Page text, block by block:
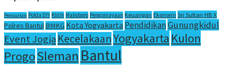
Pencurian Polda DIY Klitih Malioboro Penganiayaan Keuangan Ekonomi Sri Sultan HB X
Polres Bantul BMKG Kota Yogyakarta PendidikanGunungkidul
Event Jogja KecelakaanYogyakarta Kulon
ProgoSleman Bantul